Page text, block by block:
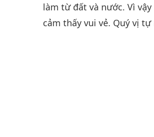
làm từ đất và nước. Vì
cảm thấy vui vẻ. Quý vị